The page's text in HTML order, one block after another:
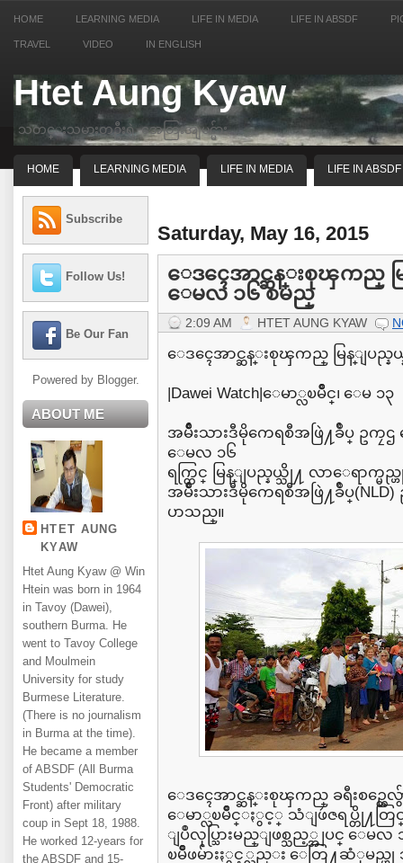
HOME LEARNING MEDIA LIFE IN MEDIA LIFE IN ABSDF
TRAVEL VIDEO IN ENGLISH
Htet Aung Kyaw
သတင္းသမားတဦးရဲ့ အေတြးအျမင္မ်ား
HOME LEARNING MEDIA LIFE IN MEDIA LIFE IN ABSDF
Subscribe
Follow Us!
Be Our Fan
Powered by Blogger.
ABOUT ME
HTET AUNG
KYAW
Htet Aung Kyaw @ Win
Htein was born in 1964
in Tavoy (Dawei),
southern Burma. He
went to Tavoy College
and Moulmein
University for study
Burmese Literature.
(There is no journalism
in Burma at the time).
He became a member
of ABSDF (All Burma
Students' Democratic
Front) after military
coup in Sept 18, 1988.
He worked 12-years for
the ABSDF and 15-
Saturday, May 16, 2015
ေဒၚေအာင္ဆန္းစုၾကည္ မြ
ေမလ ၁၆ စမည္
2:09 AM HTET AUNG KYAW
ေဒၚေအာင္ဆန္းစုၾကည္ မြန္ျပည္န
|Dawei Watch|ေမာ္လၿမိဳင္၊ ေမ ၁၃
အမ်ဳိးသားဒီမိုကေရစီအဖြဲ႔ခ်ဳပ္ ဥကၠ
ေမလ ၁၆
ရက္တြင္ မြန္ျပည္နယ္သို႔ လာေရာက္မည္
အမ်ဳိးသားဒီမိုကေရစီအဖြဲ႔ခ်ဳပ္
ပာသည္။
ေဒၚေအာင္ဆန္းစုၾကည္ ခရီးစဥ္တ
ေမာ္လၿမိဳင္ႏွင့္ သံျဖဴဇရပ္တို႔တြ
ျပဳလုပ္သြားမည္ျဖစ္သည့္အျပင္ ေမ
ၿမိဳဖမ်ားႏွင့္လည္း ေတြ႔ဆံုမည္